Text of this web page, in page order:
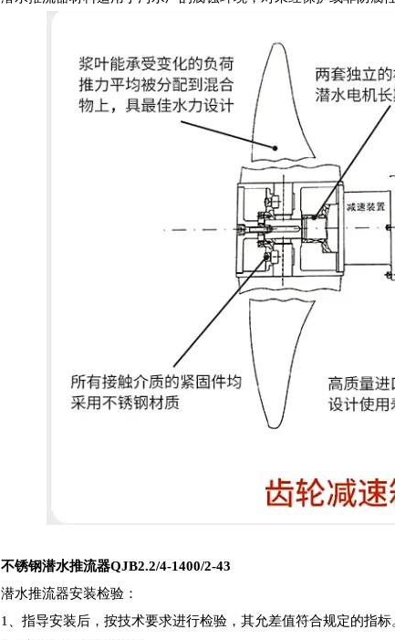
不锈钢潜水推流器QJB2.2/4-1400/2-43
潜水推流器安装检验：
1、指导安装后，按技术要求进行检验，其允差值符合规定的指标